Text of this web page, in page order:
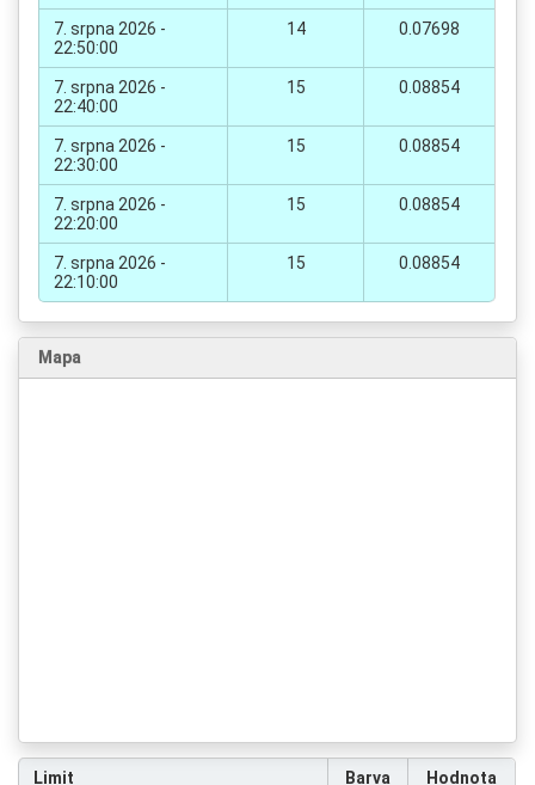
7. srpna 2026 -
22:50:00
14 0.07698
7. srpna 2026 -
22:40:00
15 0.08854
7. srpna 2026 -
22:30:00
15 0.08854
7. srpna 2026 -
22:20:00
15 0.08854
7. srpna 2026 -
22:10:00
15 0.08854
Mapa
Limit Barva Hodnota